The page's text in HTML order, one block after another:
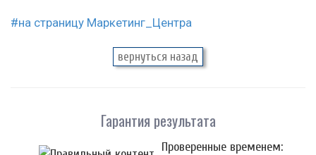
#на страницу Маркетинг_Центра
Гарантия результата
Проверенные временем: